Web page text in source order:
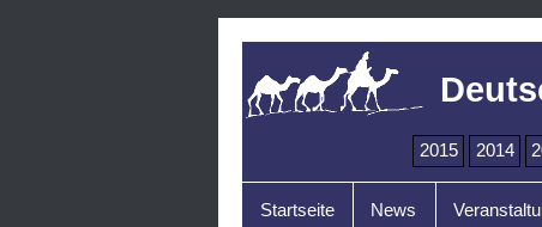
2015 2014
Startseite News